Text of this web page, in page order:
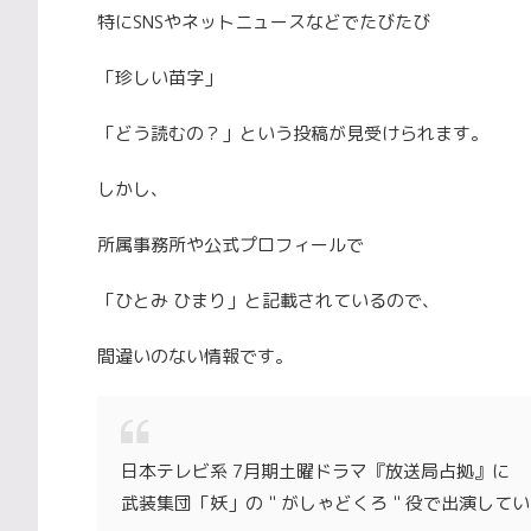
特にSNSやネットニュースなどでたびたび
「珍しい苗字」
「どう読むの？」という投稿が見受けられます。
しかし、
所属事務所や公式プロフィールで
「ひとみ ひまり」と記載されているので、
間違いのない情報です。
日本テレビ系 7月期土曜ドラマ『放送局占拠』に
武装集団「妖」の＂がしゃどくろ＂役で出演して